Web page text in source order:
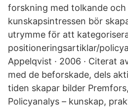
forskning med tolkande och
kunskapsintressen bör
utrymme för att
positioneringsartiklar/
Appelqvist · 2006 · Citerat
med de beforskade, dels
tiden skapar bilder
Policyanalys – kunskap,